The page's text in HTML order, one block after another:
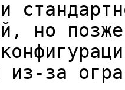
но
из-за